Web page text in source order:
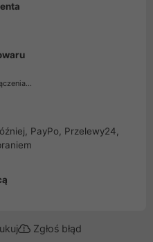
PayPo, Przelewy24,
Zgłoś błąd